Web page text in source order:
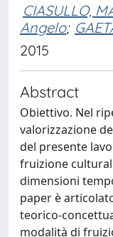
CIASULLO,
Angelo;
2015
Abstract
Obiettivo. Nel
valorizzazione
del presente
fruizione
dimensioni
paper è
teorico-
modalità di